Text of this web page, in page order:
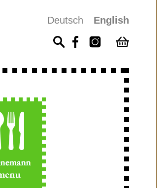
Deutsch English